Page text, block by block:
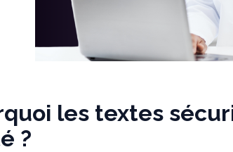
les textes
?